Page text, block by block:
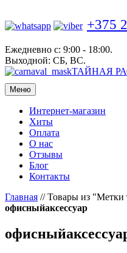
+375
Ежедневно с: 9:00 - 18:00.
Выходной: СБ, ВС.
ТАЙНАЯ
Меню
Интернет-магазин
Хиты
Оплата
О нас
Отзывы
Блог
Контакты
Главная //Товары из "Метки
офисныйаксессуар